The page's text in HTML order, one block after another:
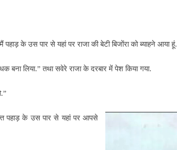
पहाड़ के उस पार से यहां पर राजा की बेटी बिजोंरा को ब्याहने आया हूं.
बना लिया.” तथा सवेरे राजा के दरबार में पेश किया गया.
पहाड़ के उस पार से यहां पर आपसे